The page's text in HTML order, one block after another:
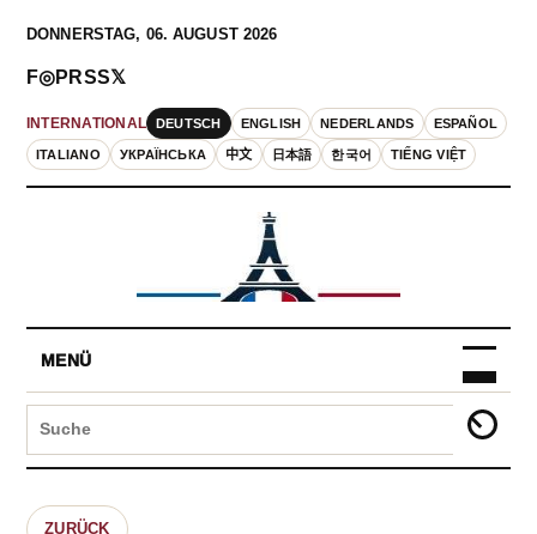
DONNERSTAG, 06. AUGUST 2026
INTERNATIONAL DEUTSCH ENGLISH NEDERLANDS ESPAÑOL
ITALIANO УКРАЇНСЬКА 中文 日本語 한국어 TIẾNG VIỆT
F◎PRSS𝕏
MENÜ
ZURÜCK